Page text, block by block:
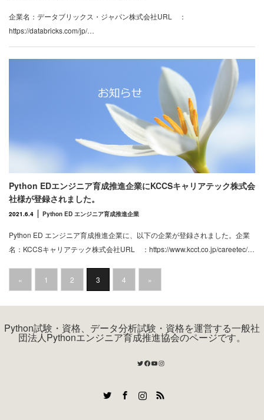
企業名：データブリックス・ジャパン株式会社URL ：
https://databricks.com/jp/…
Python EDエンジニア育成推進企業にKCCSキャリアテック株式会
社様が登録されました。
2021.6.4 Python ED エンジニア育成推進企業
Python ED エンジニア育成推進企業に、以下の企業が登録されました。企業
名：KCCSキャリアテック株式会社URL ：https://www.kcct.co.jp/careetec/…
« 1 2 3 4 »
Python試験・資格、データ分析試験・資格を運営する一般社
団法人Pythonエンジニア育成推進協会のページです。
Twitter
Facebook
YouTube
Instagram
RSS